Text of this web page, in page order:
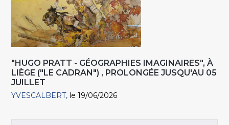
"HUGO PRATT - GÉOGRAPHIES IMAGINAIRES", À
LIÈGE ("LE CADRAN") , PROLONGÉE JUSQU'AU 05
JUILLET
YVESCALBERT le 19/06/2026